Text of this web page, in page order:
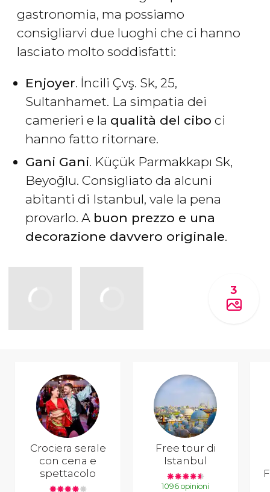
gastronomia, ma possiamo
consigliarvi due luoghi che ci hanno
lasciato molto soddisfatti:
Enjoyer. İncili Çvş. Sk, 25,
Sultanhamet. La simpatia dei
camerieri e la qualità del cibo ci
hanno fatto ritornare.
Gani Gani. Küçük Parmakkapı Sk,
Beyoğlu. Consigliato da alcuni
abitanti di Istanbul, vale la pena
provarlo. A buon prezzo e una
decorazione davvero originale.
3
Crociera serale
con cena e
spettacolo
Free tour di
Istanbul
1096 opinioni